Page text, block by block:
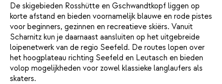
De skigebieden Rosshütte en Gschwandtkopf liggen op
korte afstand en bieden voornamelijk blauwe en rode pistes
voor beginners, gezinnen en recreatieve skiërs. Vanuit
Scharnitz kun je daarnaast aansluiten op het uitgebreide
loipenetwerk van de regio Seefeld. De routes lopen over
het hoogplateau richting Seefeld en Leutasch en bieden
volop mogelijkheden voor zowel klassieke langlaufers als
skaters.